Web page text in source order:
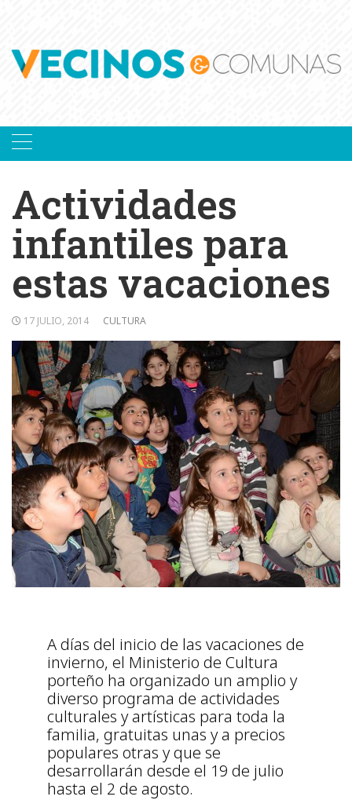
Actividades
infantiles para
estas vacaciones
17 JULIO, 2014 CULTURA
A días del inicio de las vacaciones de
invierno, el Ministerio de Cultura
porteño ha organizado un amplio y
diverso programa de actividades
culturales y artísticas para toda la
familia, gratuitas unas y a precios
populares otras y que se
desarrollarán desde el 19 de julio
hasta el 2 de agosto.